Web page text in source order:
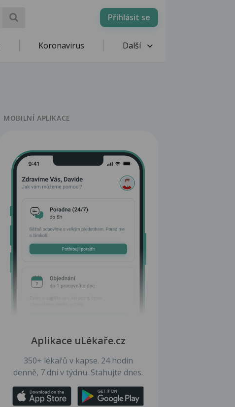
Přihlásit se
Koronavirus Další
MOBILNÍ APLIKACE
Aplikace uLékaře.cz
350+ lékařů v kapse. 24 hodin
denně, 7 dní v týdnu. Stahujte dnes.